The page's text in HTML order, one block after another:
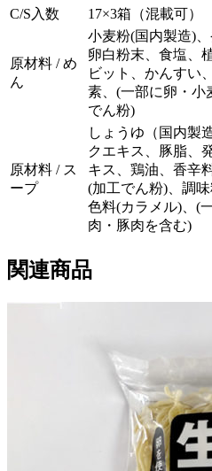
C/S入数 17×3箱（混載可）
原材料 / め
ん
小麦粉(国内製造)
卵白粉末、食塩、
ビット、かんすい
素、(一部に卵・小
でん粉)
原材料 / ス
ープ
しょうゆ（国内製
クエキス、豚脂、
キス、鶏油、香辛
(加工でん粉)、調
色料(カラメル)、(
肉・豚肉を含む)
関連商品